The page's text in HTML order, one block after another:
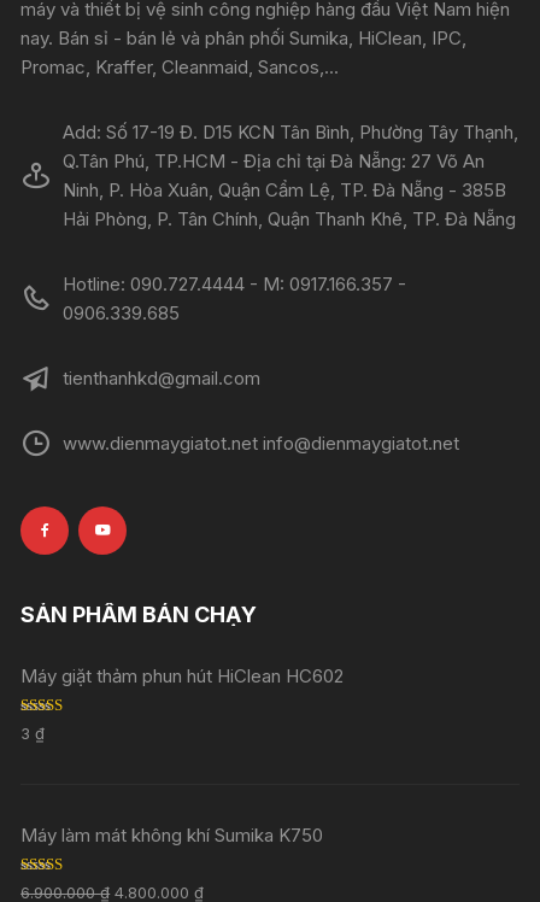
máy và thiết bị vệ sinh công nghiệp hàng đầu Việt Nam hiện
nay. Bán sỉ - bán lẻ và phân phối Sumika, HiClean, IPC,
Promac, Kraffer, Cleanmaid, Sancos,...
Add: Số 17-19 Đ. D15 KCN Tân Bình, Phường Tây Thạnh,
Q.Tân Phú, TP.HCM - Địa chỉ tại Đà Nẵng: 27 Võ An
Ninh, P. Hòa Xuân, Quận Cẩm Lệ, TP. Đà Nẵng - 385B
Hải Phòng, P. Tân Chính, Quận Thanh Khê, TP. Đà Nẵng
Hotline: 090.727.4444 - M: 0917.166.357 -
0906.339.685
tienthanhkd@gmail.com
www.dienmaygiatot.net info@dienmaygiatot.net
SẢN PHẨM BÁN CHẠY
Máy giặt thảm phun hút HiClean HC602
Rated
out of 5
3₫
Máy làm mát không khí Sumika K750
Rated 5.00
6.900.000₫ 4.800.000₫